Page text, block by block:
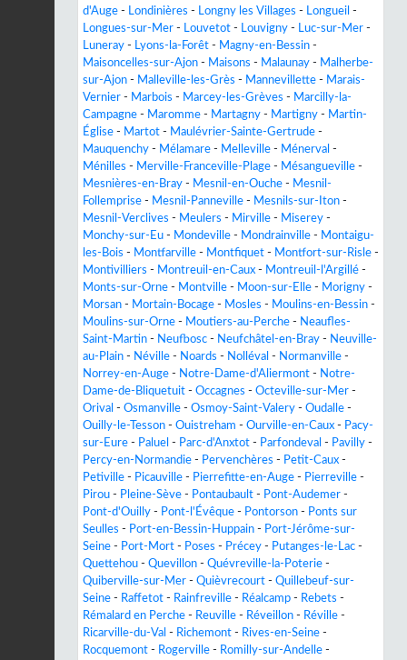
d'Auge - Londinières - Longny les Villages - Longueil -
Longues-sur-Mer - Louvetot - Louvigny - Luc-sur-Mer -
Luneray - Lyons-la-Forêt - Magny-en-Bessin -
Maisoncelles-sur-Ajon - Maisons - Malaunay - Malherbe-
sur-Ajon - Malleville-les-Grès - Mannevillette - Marais-
Vernier - Marbois - Marcey-les-Grèves - Marcilly-la-
Campagne - Maromme - Martagny - Martigny - Martin-
Église - Martot - Maulévrier-Sainte-Gertrude -
Mauquenchy - Mélamare - Melleville - Ménerval -
Ménilles - Merville-Franceville-Plage - Mésangueville -
Mesnières-en-Bray - Mesnil-en-Ouche - Mesnil-
Follemprise - Mesnil-Panneville - Mesnils-sur-Iton -
Mesnil-Verclives - Meulers - Mirville - Miserey -
Monchy-sur-Eu - Mondeville - Mondrainville - Montaigu-
les-Bois - Montfarville - Montfiquet - Montfort-sur-Risle -
Montivilliers - Montreuil-en-Caux - Montreuil-l'Argillé -
Monts-sur-Orne - Montville - Moon-sur-Elle - Morigny -
Morsan - Mortain-Bocage - Mosles - Moulins-en-Bessin -
Moulins-sur-Orne - Moutiers-au-Perche - Neaufles-
Saint-Martin - Neufbosc - Neufchâtel-en-Bray - Neuville-
au-Plain - Néville - Noards - Nolléval - Normanville -
Norrey-en-Auge - Notre-Dame-d'Aliermont - Notre-
Dame-de-Bliquetuit - Occagnes - Octeville-sur-Mer -
Orival - Osmanville - Osmoy-Saint-Valery - Oudalle -
Ouilly-le-Tesson - Ouistreham - Ourville-en-Caux - Pacy-
sur-Eure - Paluel - Parc-d'Anxtot - Parfondeval - Pavilly -
Percy-en-Normandie - Pervenchères - Petit-Caux -
Petiville - Picauville - Pierrefitte-en-Auge - Pierreville -
Pirou - Pleine-Sève - Pontaubault - Pont-Audemer -
Pont-d'Ouilly - Pont-l'Évêque - Pontorson - Ponts sur
Seulles - Port-en-Bessin-Huppain - Port-Jérôme-sur-
Seine - Port-Mort - Poses - Précey - Putanges-le-Lac -
Quettehou - Quevillon - Quévreville-la-Poterie -
Quiberville-sur-Mer - Quièvrecourt - Quillebeuf-sur-
Seine - Raffetot - Rainfreville - Réalcamp - Rebets -
Rémalard en Perche - Reuville - Réveillon - Réville -
Ricarville-du-Val - Richemont - Rives-en-Seine -
Rocquemont - Rogerville - Romilly-sur-Andelle -